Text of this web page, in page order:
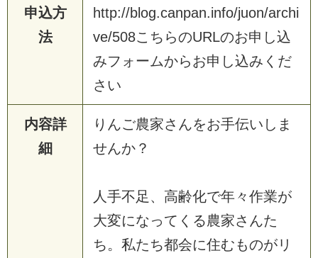
申込方
法
http://bog.canpan.info/juon/archi
ve/508こ ち らのURLのお申 し込
みフ ォームから お申 し込み く だ
さ い
内容詳
細
り んご農家さ んをお手伝い し ま
せんか ？
人手不足 、 高齢化で年々作業が
大変になって く る農家さ んた
ち。 私たち都会に住むものがリ